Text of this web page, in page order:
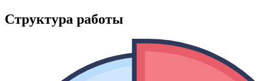
Структура работы